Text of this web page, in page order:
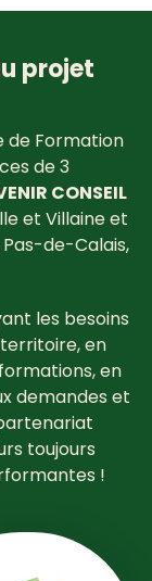
projet
de Formation
de 3
CONSEIL
et Villaine et
Pas-de-Calais,
les besoins
en
en
demandes et
toujours
!